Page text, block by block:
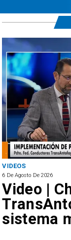
VIDEOS
6 De Agosto De 2026
Video |
sistema